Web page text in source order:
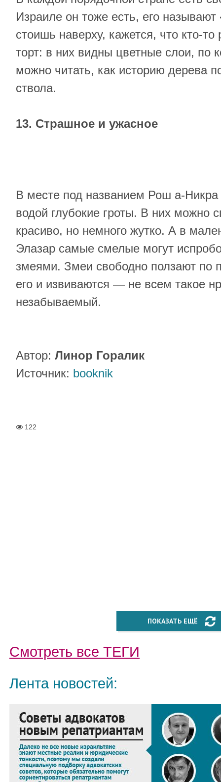
Израиле он тоже есть, его
стоишь наверху, кажется, что кто-то
торт: в них видны цветные слои, по
можно читать, как историю дерева
ствола.
13. Страшное и ужасное
В месте под названием Рош а-Никра
водой глубокие гроты. В них можно
красиво, но немного жутко. А в
Элазар самые смелые могут
змеями. Змеи свободно ползают по
его и извиваются — не всем такое
незабываемый.
Автор: Линор Горалик
Источник: booknik
122
ПОКАЗАТЬ ЕЩЁ
Смотреть все ТЕГИ
Лента новостей: